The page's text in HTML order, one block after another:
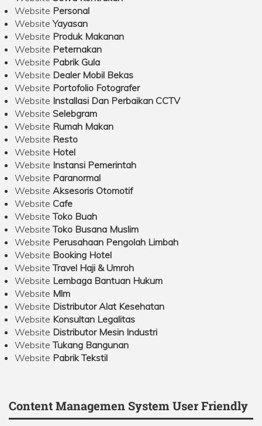
Website Personal
WebsiteYayasan
Website Produk Makanan
Website Peternakan
Website Pabrik Gula
Website Dealer Mobil Bekas
Website Portofolio Fotografer
Website Installasi Dan Perbaikan CCTV
Website Selebgram
Website Rumah Makan
Website Resto
Website Hotel
Website Instansi Pemerintah
Website Paranormal
Website Aksesoris Otomotif
Website Cafe
WebsiteToko Buah
WebsiteToko Busana Muslim
Website Perusahaan Pengolah Limbah
Website Booking Hotel
WebsiteTravel Haji & Umroh
Website Lembaga Bantuan Hukum
Website Mlm
Website Distributor Alat Kesehatan
Website Konsultan Legalitas
Website Distributor Mesin Industri
WebsiteTukang Bangunan
Website Pabrik Tekstil
Content Managemen System User Friendly